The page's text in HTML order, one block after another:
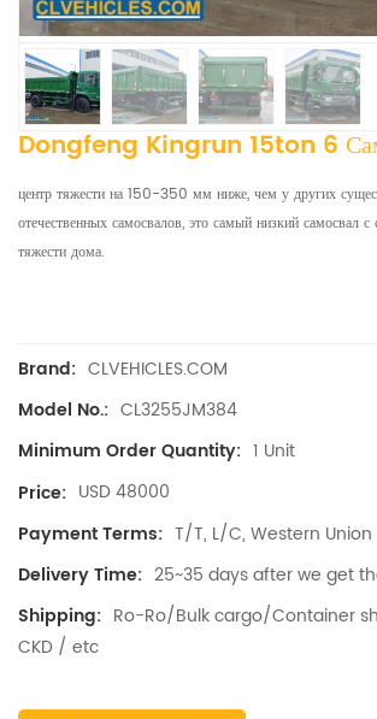
Dongfeng Kingrun 15ton 6
центр тяжести на 150-350 мм ниже, чем у других
отечественных самосвалов, это самый низкий самосвал
тяжести дома.
Brand: CLVEHICLES.COM
Model No.: CL3255JM384
Minimum Order Quantity: 1 Unit
Price: USD 48000
Payment Terms: T/T, L/C, Western Union
Delivery Time: 25~35 days after we get
Shipping: Ro-Ro/Bulk cargo/Container
CKD / etc